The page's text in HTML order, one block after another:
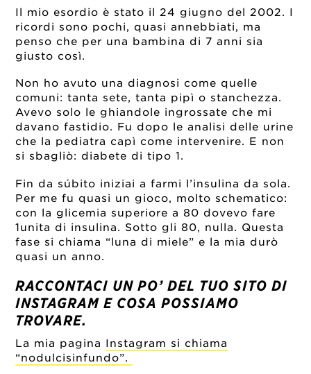
Il mio esordio è stato il 24 giugno del 2002. I
ricordi sono pochi, quasi annebbiati, ma
penso che per una bambina di 7 anni sia
giusto così.
Non ho avuto una diagnosi come quelle
comuni: tanta sete, tanta pipì o stanchezza.
Avevo solo le ghiandole ingrossate che mi
davano fastidio. Fu dopo le analisi delle urine
che la pediatra capì come intervenire. E non
si sbagliò: diabete di tipo 1.
Fin da súbito iniziai a farmi l’insulina da sola.
Per me fu quasi un gioco, molto schematico:
con la glicemia superiore a 80 dovevo fare
1unita di insulina. Sotto gli 80, nulla. Questa
fase si chiama “luna di miele” e la mia durò
quasi un anno.
RACCONTACI UN PO’ DEL TUO SITO DI
INSTAGRAM E COSA POSSIAMO
TROVARE.
La mia pagina Instagram si chiama
“nodulcisinfundo”.